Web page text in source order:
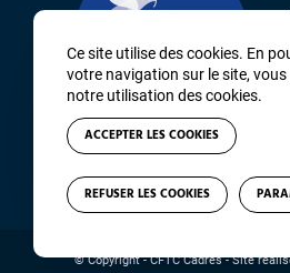
© Copyright - CFTC Cadres - Site
Ce site utilise des cookies. En
votre navigation sur le site,
notre utilisation des cookies.
ACCEPTER LES COOKIES
REFUSER LES COOKIES